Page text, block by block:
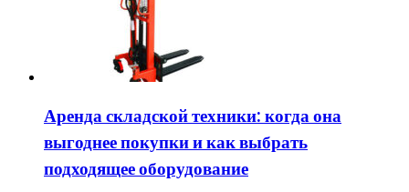
Аренда складской техники: когда она
выгоднее покупки и как выбрать
подходящее оборудование